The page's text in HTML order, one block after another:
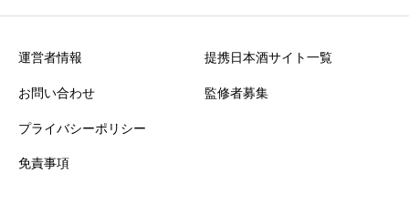
・投稿内容は運営確認後に公開されます
運営者情報
お問い合わせ
プライバシーポリシー
免責事項
提携日本酒サイト一覧
監修者募集